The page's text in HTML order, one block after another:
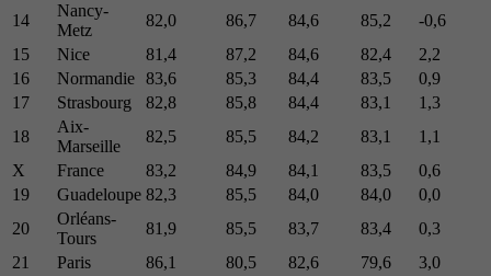
14
Nancy-
Metz
82,0 86,7 84,6 85,2
-0,6
15
Nice 81,4 87,2 84,6 82,4
2,2
16
Normandie 83,6 85,3 84,4 83,5
0,9
17
Strasbourg 82,8 85,8 84,4 83,1
1,3
18
Aix-
Marseille
82,5 85,5 84,2 83,1
1,1
X
France 83,2 84,9 84,1 83,5
0,6
19
Guadeloupe 82,3 85,5 84,0 84,0
0,0
20
Orléans-
Tours
81,9 85,5 83,7 83,4
0,3
21
Paris 86,1 80,5 82,6 79,6
3,0